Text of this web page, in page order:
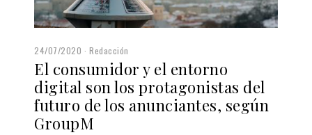
24/07/2020 Redacción
El consumidor y el entorno
digital son los protagonistas del
futuro de los anunciantes, según
GroupM